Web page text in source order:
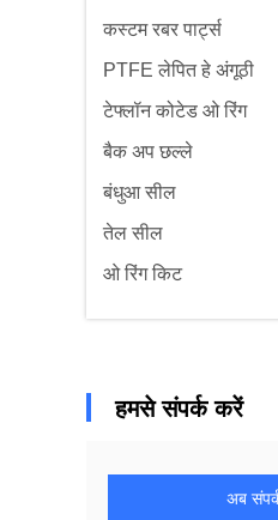
कस्टम रबर पार्ट्स
PTFE लेपित हे अंगूठी
टेफ्लॉन कोटेड ओ रिंग
बैक अप छल्ले
बंधुआ सील
तेल सील
ओ रिंग किट
हमसे संपर्क करें
अब